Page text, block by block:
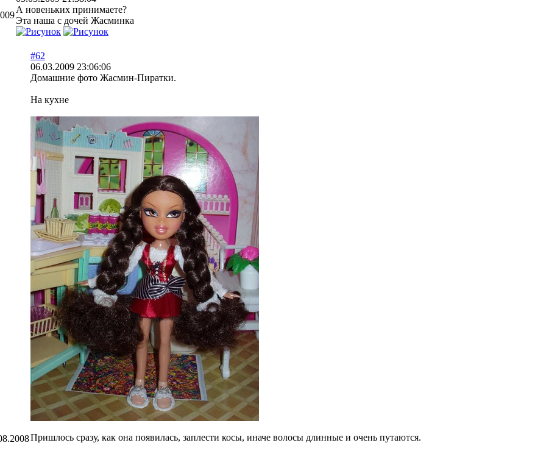
А новеньких принимаете?
Эта наша с дочей Жасминка
#62
06.03.2009 23:06:06
Домашние фото Жасмин-Пиратки.
На кухне
Пришлось сразу, как она появилась, заплести косы, иначе волосы длинные и очень путаются.